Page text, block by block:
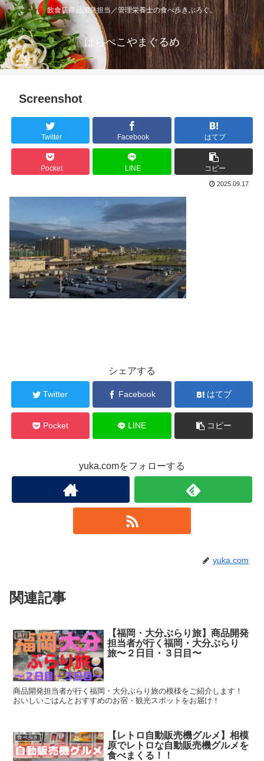
飲食店商品開発担当／管理栄養士の食べ歩きぶろぐ。
はらぺこやまぐるめ
Screenshot
Twitter Facebook はてブ
Pocket LINE コピー
2025.09.17
シェアする
Twitter Facebook はてブ
Pocket LINE コピー
yuka.comをフォローする
yuka.com
関連記事
旅行
【福岡・大分ぶらり旅】商品開発
担当者が行く福岡・大分ぶらり
旅〜２日目・３日目〜
商品開発担当者が行く福岡・大分ぶらり旅の模様をご紹介します！
おいしいごはんとおすすめのお宿・観光スポットをお届け！
食べ歩き
【レトロ自動販売機グルメ】相模
原でレトロな自動販売機グルメを
食べまくる！！